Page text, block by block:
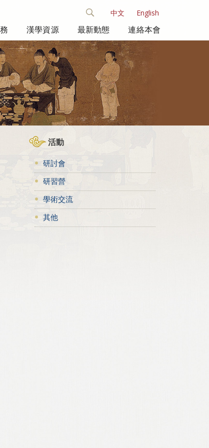
中文 English
漢學資源 最新動態 連絡本會
活動
研討會
研習營
學術交流
其他